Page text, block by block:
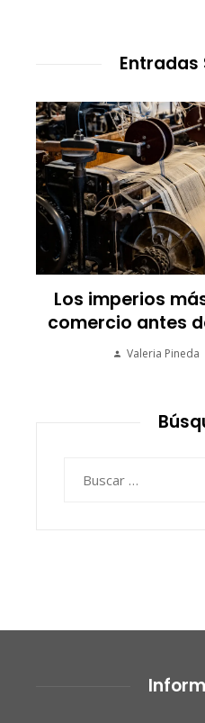
Entradas
Las empresas
picos más